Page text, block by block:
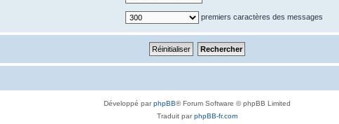
premiers caractères des messages
Développé parphpBB® Forum Software © phpBB Limited
Traduit parphpBB-fr.com